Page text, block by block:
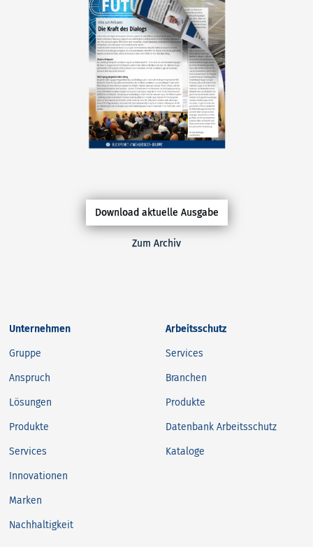
Unternehmen
Gruppe
Anspruch
Lösungen
Produkte
Services
Innovationen
Marken
Nachhaltigkeit
Arbeitsschutz
Services
Branchen
Produkte
Datenbank Arbeitsschutz
Kataloge
Download aktuelle Ausgabe
Zum Archiv